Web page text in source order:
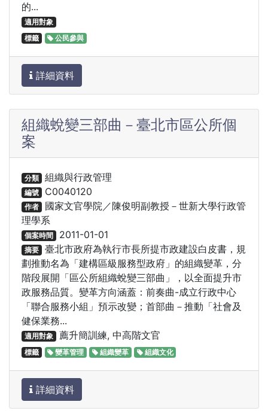
的...
適用對象
標籤
公民參與
詳細資料
組織蛻變三部曲－臺北市區公所個
案
分類 組織與行政管理
編號 C0040120
作者 國家文官學院／陳俊明副教授－世新大學行政管
理學系
個案時間 2011-01-01
摘要 臺北市政府為執行市長所提市政建設白皮書，規
劃推動名為「建構區級服務型政府」的組織變革，分
階段展開「區公所組織蛻變三部曲」，以全面提升市
政服務品質。變革方向涵蓋：前奏曲-成立行政中心
「聯合服務小組」預示改變；首部曲－推動「社會及
健保業務...
適用對象 薦升簡訓練, 中高階文官
標籤 變革管理 組織變革 組織文化
詳細資料